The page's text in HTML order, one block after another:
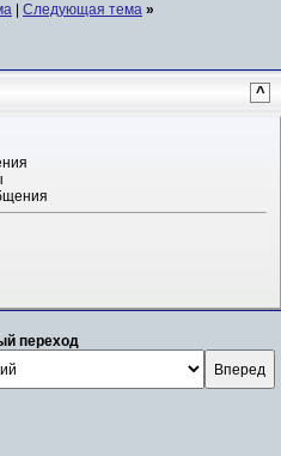
Следующая тема »
^
переход